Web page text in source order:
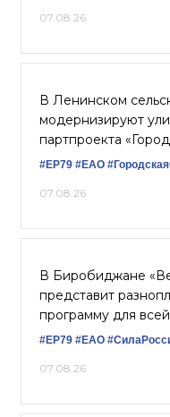
07.08.26
В Ленинском
модернизируют
партпроекта
#ЕР79 #ЕАО
07.08.26
В Биробиджане
представит
программу для
#ЕР79 #ЕАО
07.08.26